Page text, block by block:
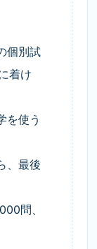
個別試
着け
を使う
、最後
問、